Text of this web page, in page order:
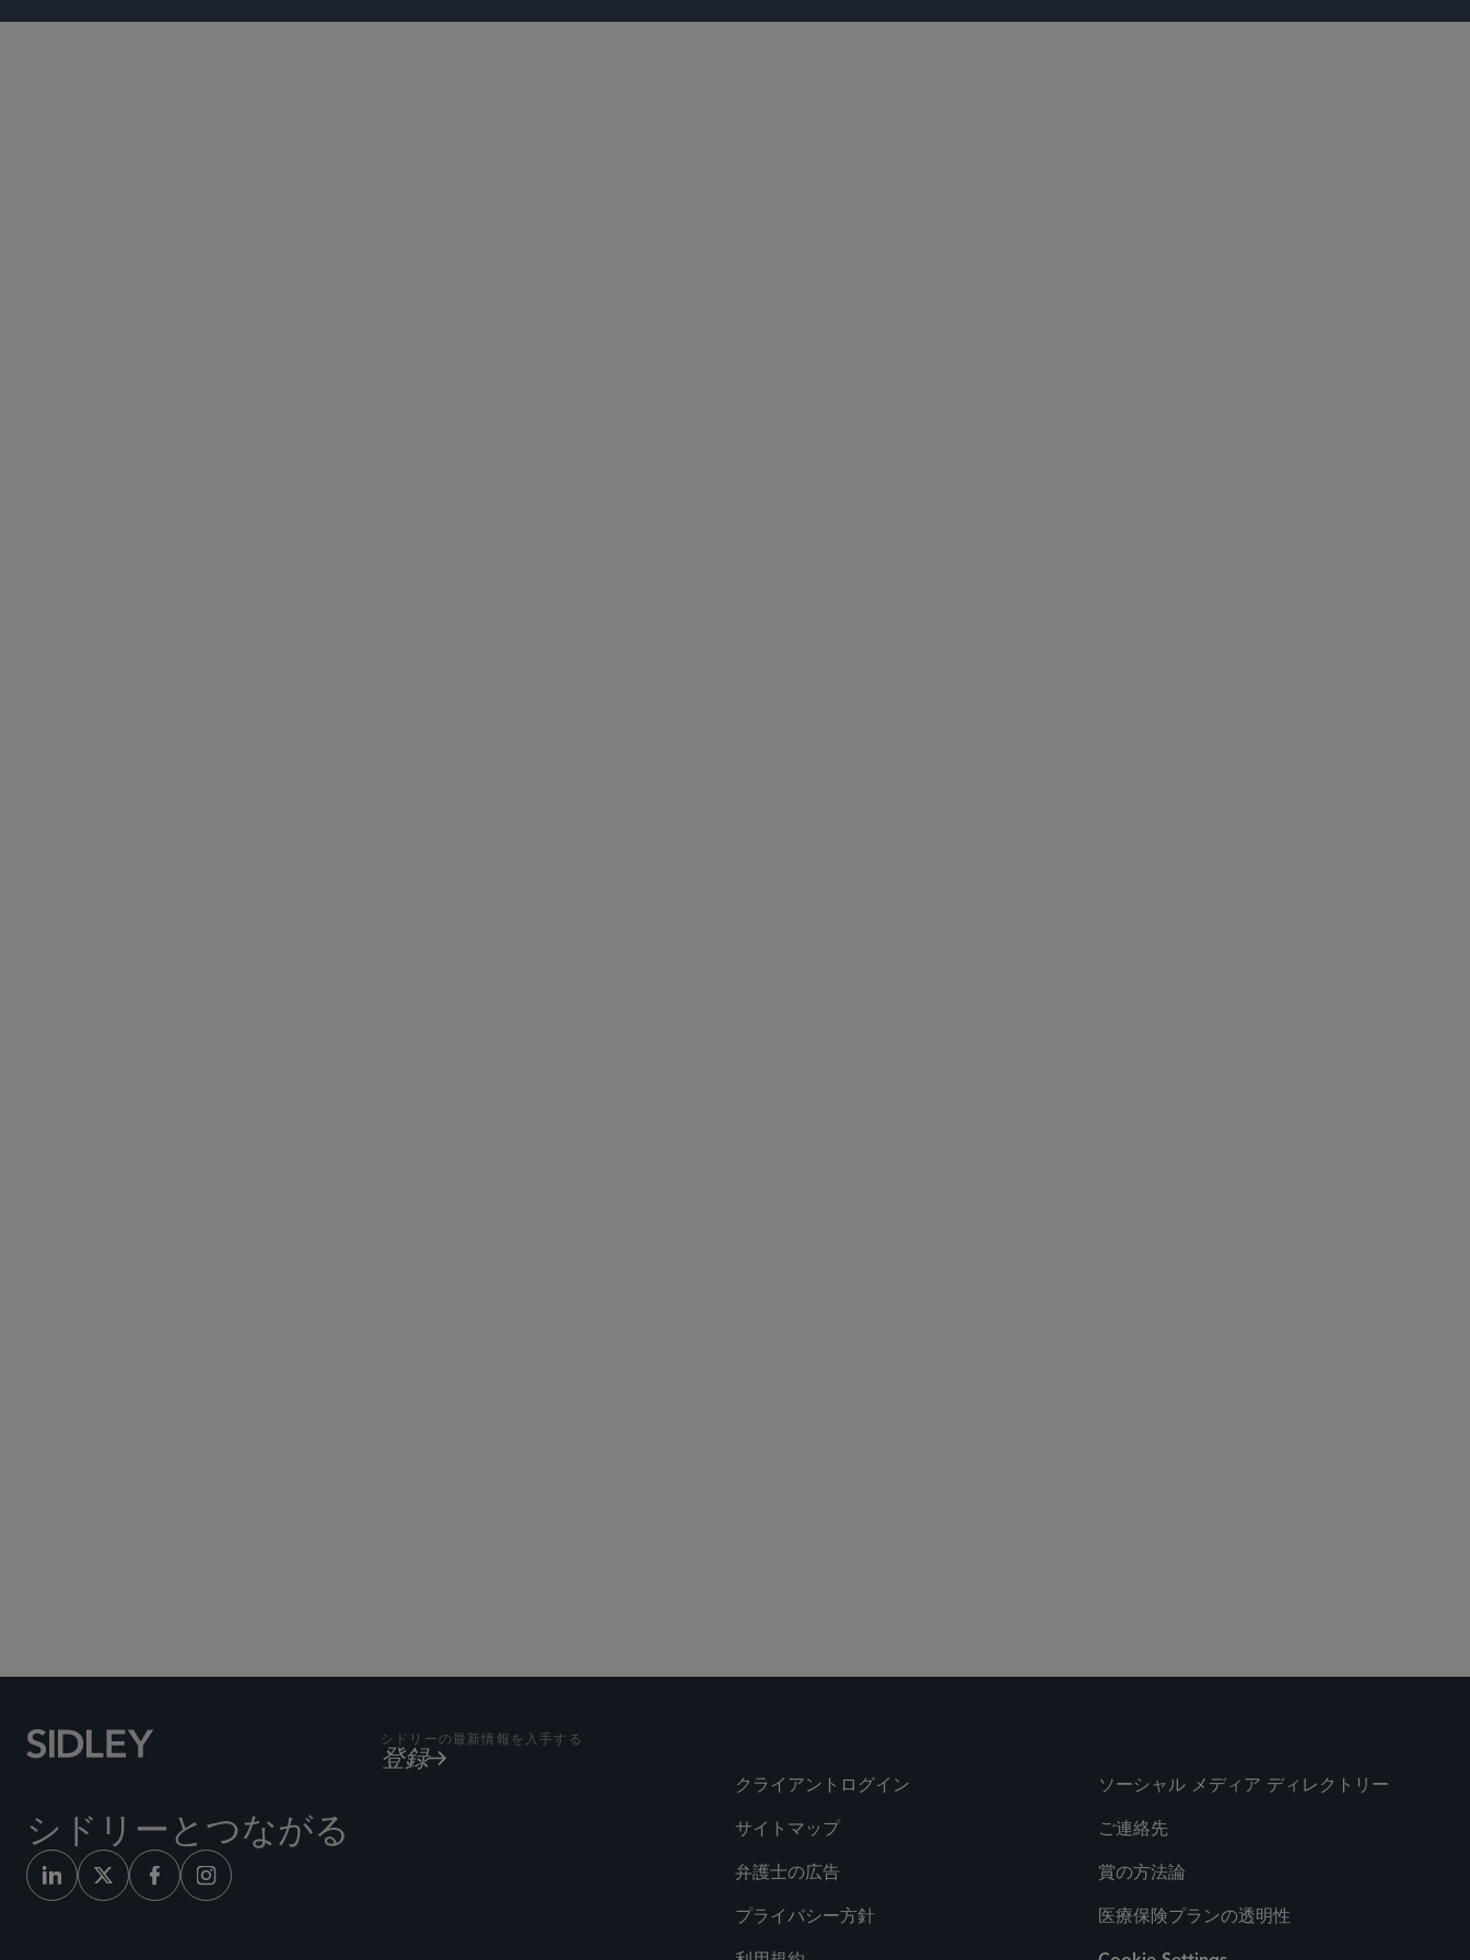
シドリーとつながる
シドリーの最新情報を入手する
登録
クライアントログイン
サイトマップ
弁護士の広告
プライバシー方針
ソーシャル メディア ディレクトリー
ご連絡先
賞の方法論
医療保険プランの透明性